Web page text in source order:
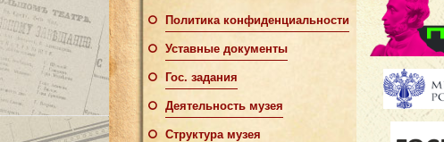
Политика конфиденциальности
Уставные документы
Гос. задания
Деятельность музея
Структура музея